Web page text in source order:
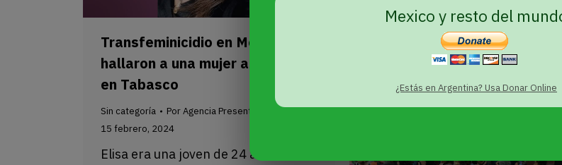
Mexico y resto del
¿Estás en Argentina? Usa Donar Online
Transfeminicidio en México:
hallaron a una mujer asesinada
en Tabasco
Sin categoría PorAgencia Presentes
15 febrero, 2024
Elisa era una joven de 24 años. Esta